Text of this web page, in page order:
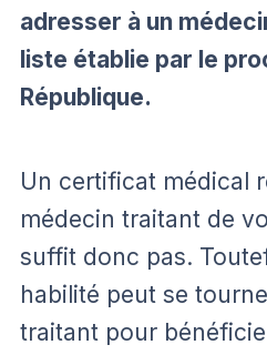
adresser à un
liste établie par le
République.
Un certificat médical
médecin traitant de
suffit donc pas.
habilité peut se
traitant pour